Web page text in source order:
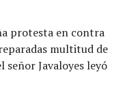
protesta en contra
multitud de
señor Javaloyes leyó